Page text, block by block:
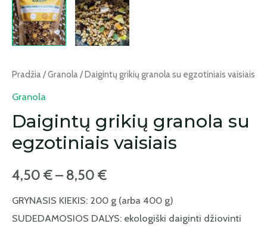
Pradžia /Granola / Daigintų grikių granola su egzotiniais vaisiais
Granola
Daigintų grikių granola su
egzotiniais vaisiais
4,50 €– 8,50 €
GRYNASIS KIEKIS: 200 g (arba 400 g)
SUDEDAMOSIOS DALYS: ekologiški daiginti džiovinti